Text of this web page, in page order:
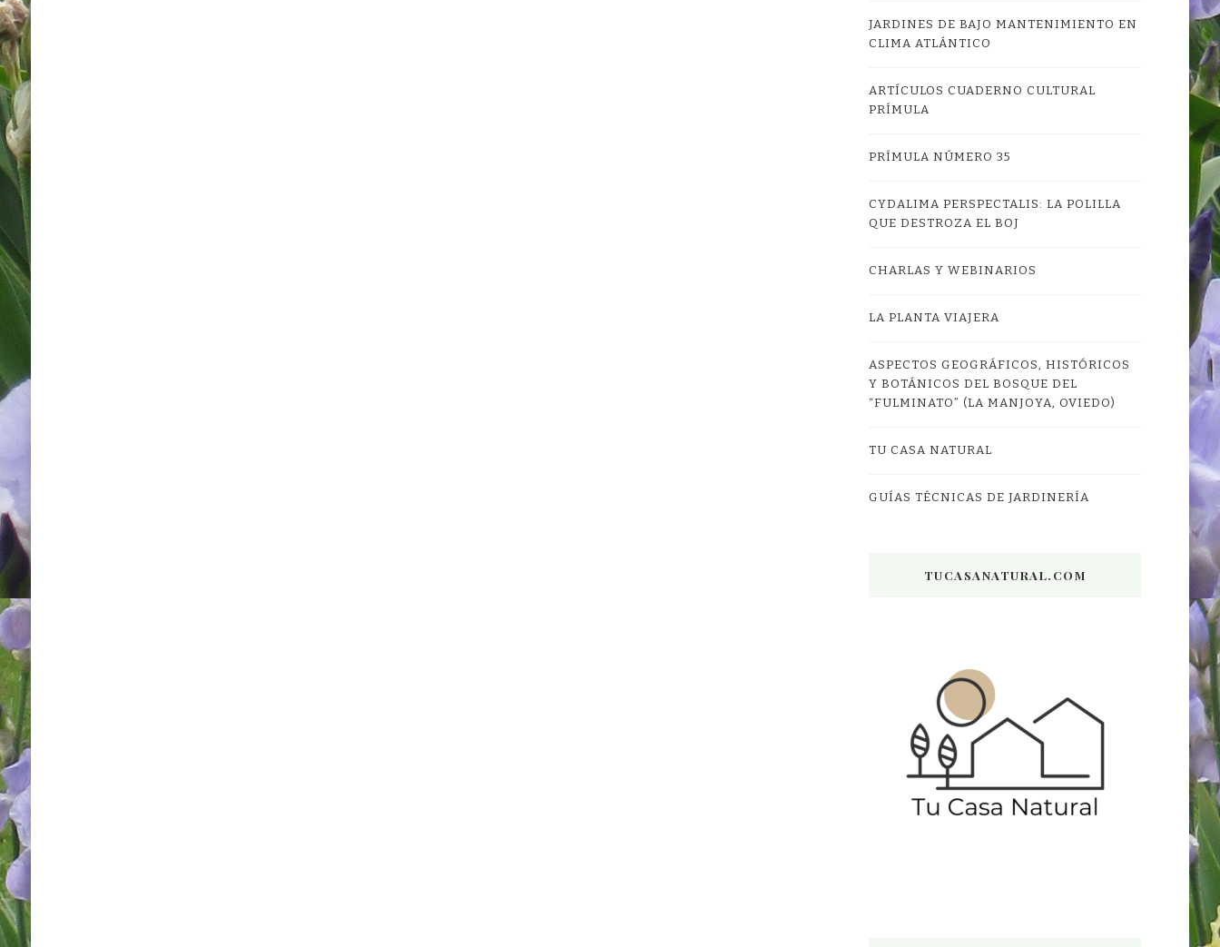
JARDINES DE BAJO MANTENIMIENTO EN
CLIMA ATLÁNTICO
ARTÍCULOS CUADERNO CULTURAL
PRÍMULA
PRÍMULA NÚMERO 35
CYDALIMA PERSPECTALIS: LA POLILLA
QUE DESTROZA EL BOJ
CHARLAS Y WEBINARIOS
LA PLANTA VIAJERA
ASPECTOS GEOGRÁFICOS, HISTÓRICOS
Y BOTÁNICOS DEL BOSQUE DEL
“FULMINATO” (LA MANJOYA, OVIEDO)
TU CASA NATURAL
GUÍAS TÉCNICAS DE JARDINERÍA
TUCASANATURAL.COM